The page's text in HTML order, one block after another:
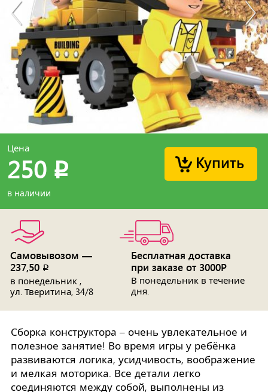
Купить
Цена
250 p
в наличии
Самовывозом —
237,50 p
в понедельник ,
ул. Тверитина, 34/8
Бесплатная доставка
при заказе от 3000Р
В понедельник в течение
дня.
Сборка конструктора – очень увлекательное и
полезное занятие! Во время игры у ребёнка
развиваются логика, усидчивость, воображение
и мелкая моторика. Все детали легко
соединяются между собой, выполнены из